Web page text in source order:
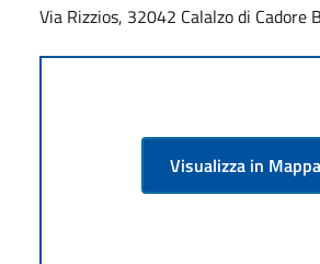
Via Rizzios, 32042 Calalzo di Cadore
Visualizza in Mappa